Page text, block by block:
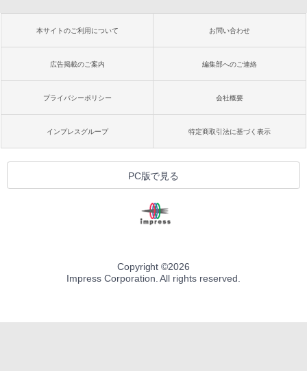
本サイトのご利用について お問い合わせ
広告掲載のご案内 編集部へのご連絡
プライバシーポリシー 会社概要
インプレスグループ 特定商取引法に基づく表示
PC版で見る
Copyright ©2026
Impress Corporation. All rights reserved.